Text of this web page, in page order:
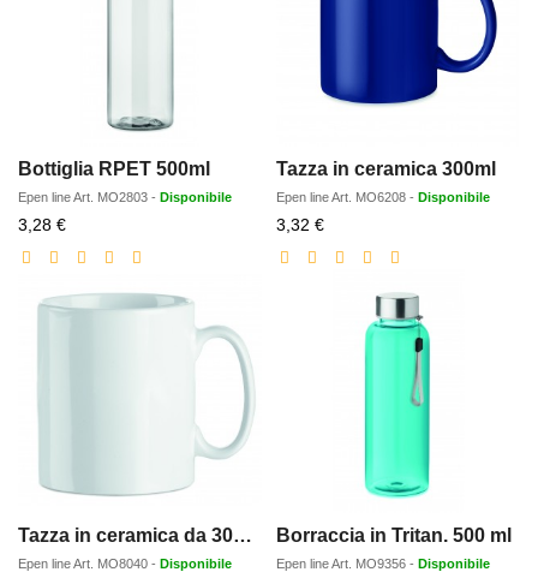
Bottiglia RPET 500ml
Epen lineArt. MO2803 - Disponibile
3,28 €Prezzo
scontato
Tazza in ceramica 300ml
Epen lineArt. MO6208 - Disponibile
3,32 €Prezzo
scontato
Tazza in ceramica da 300 ml
Epen lineArt. MO8040 - Disponibile
Borraccia in Tritan. 500 ml
Epen lineArt. MO9356 - Disponibile